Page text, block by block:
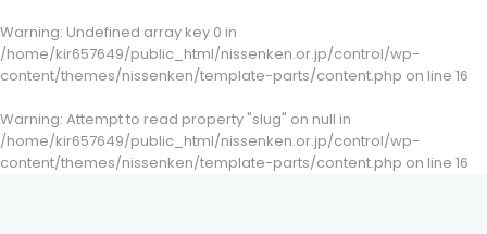
Warning: Undefined array key 0 in
/home/kir657649/public_html/nissenken.or.jp/control/wp-
content/themes/nissenken/template-parts/content.php on line 16
Warning: Attempt to read property "slug" on null in
/home/kir657649/public_html/nissenken.or.jp/control/wp-
content/themes/nissenken/template-parts/content.php on line 16